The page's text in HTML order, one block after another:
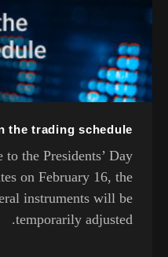
the trading schedule
to the Presidents’ Day
on February 16, the
instruments will be
temporarily adjusted.